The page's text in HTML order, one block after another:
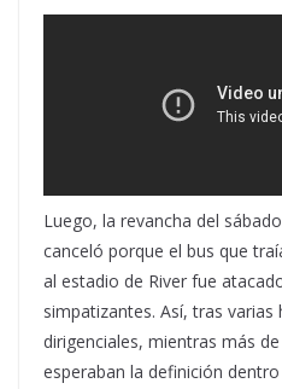
Luego, la revancha del
canceló porque el bus que
al estadio de River fue
simpatizantes. Así, tras varias
dirigenciales, mientras más
esperaban la definición dentro